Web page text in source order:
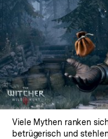
Viele Mythen ranken
betrügerisch und